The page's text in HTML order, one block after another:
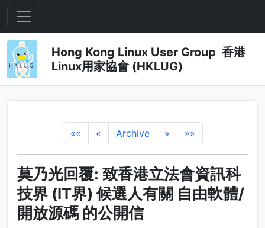
Hong Kong Linux User Group 香港
Linux用家協會 (HKLUG)
«« « Archive » »»
莫乃光回覆: 致香港立法會資訊科
技界 (IT界) 候選人有關 自由軟體/
開放源碼 的公開信